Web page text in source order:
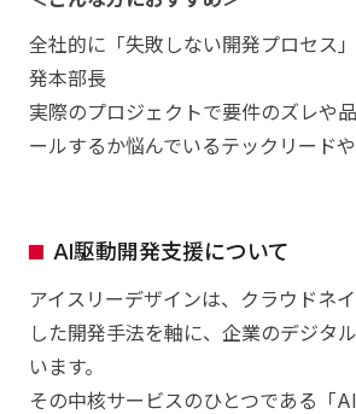
全社的に「失敗しない開発プロセス
発本部長
実際のプロジェクトで要件のズレや
ールするか悩んでいるテックリード
AI駆動開発支援について
アイスリーデザインは、クラウドネ
した開発手法を軸に、企業のデジタ
います。
その中核サービスのひとつである「AI